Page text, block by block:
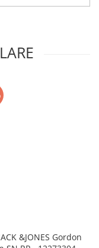
&JONES Gordon